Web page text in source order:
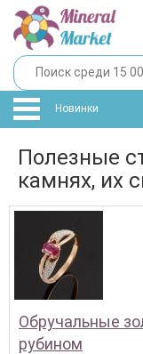
Новинки
Полезные
камнях, их
Обручальные
рубином